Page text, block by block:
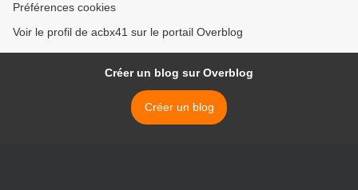
Préférences cookies
Voir le profil de acbx41 sur le portail Overblog
Créer un blog sur Overblog
Créer un blog